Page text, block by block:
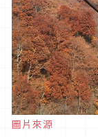
圖片來源